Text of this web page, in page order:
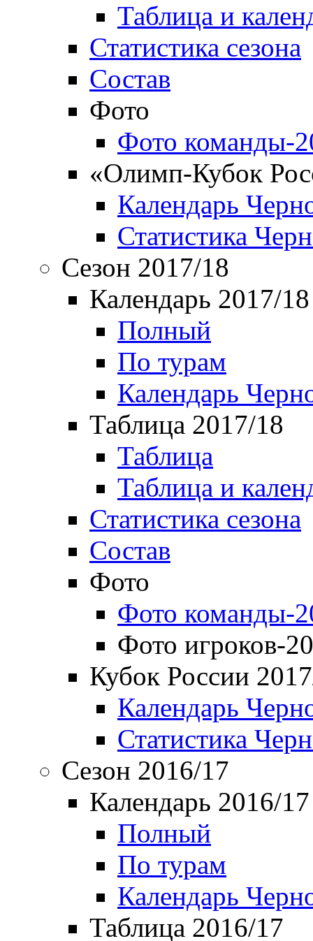
Таблица и
Статистика сезона
Состав
Фото
Фото команды-
«Олимп-Кубок
Календарь
Статистика
Сезон 2017/18
Календарь 2017/18
Полный
По турам
Календарь
Таблица 2017/18
Таблица
Таблица и
Статистика сезона
Состав
Фото
Фото команды-
Фото игроков-
Кубок России
Календарь
Статистика
Сезон 2016/17
Календарь 2016/17
Полный
По турам
Календарь
Таблица 2016/17